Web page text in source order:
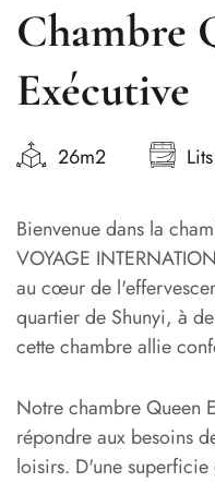
Chambre
Exécutive
26m2
Bienvenue dans la
VOYAGE
au cœur de
quartier de Shunyi, à
cette chambre allie
Notre chambre Queen
répondre aux besoins
loisirs. D'une superficie